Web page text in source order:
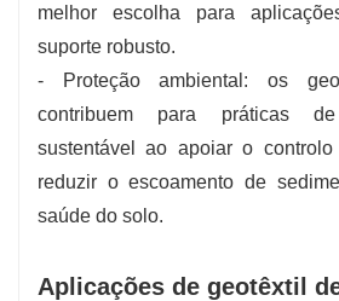
melhor escolha para
suporte robusto.
- Proteção ambiental: os
contribuem para práticas de
sustentável ao apoiar o
reduzir o escoamento de
saúde do solo.
Aplicações de geotêxtil